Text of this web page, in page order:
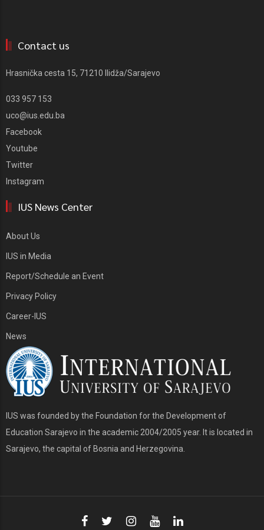
Contact us
Hrasnička cesta 15, 71210 Ilidža/Sarajevo
033 957 153
uco@ius.edu.ba
Facebook
Youtube
Twitter
Instagram
IUS News Center
About Us
IUS in Media
Report/Schedule an Event
Privacy Policy
Career-IUS
News
IUS was founded by the Foundation for the Development of
Education Sarajevo in the academic 2004/2005 year. It is located in
Sarajevo, the capital of Bosnia and Herzegovina.